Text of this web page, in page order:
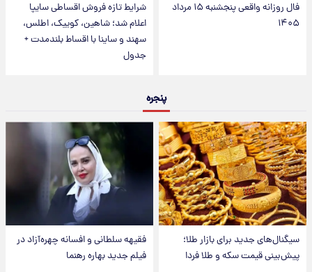
فال روزانه واقعی پنجشنبه ۱۵ مرداد
۱۴۰۵
شرایط تازه فروش اقساطی سایپا
اعلام شد؛ شاهین، کوییک، اطلس،
سهند و ساینا با اقساط بلندمدت +
جدول
پنجره
سیگنال‌های جدید برای بازار طلا؛
پیش‌بینی قیمت سکه و طلا فردا
فقیهه سلطانی و افسانه چهره‌آزاد در
فیلم جدید بهاره رهنما